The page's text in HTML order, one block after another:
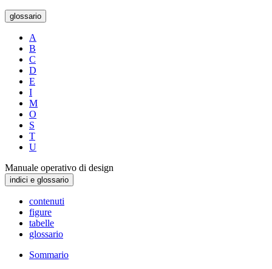
glossario
A
B
C
D
E
I
M
O
S
T
U
Manuale operativo di design
indici e glossario
contenuti
figure
tabelle
glossario
Sommario